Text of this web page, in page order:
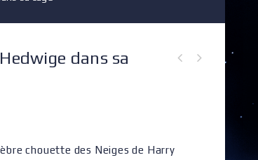
dans sa
chouette des Neiges de Harry